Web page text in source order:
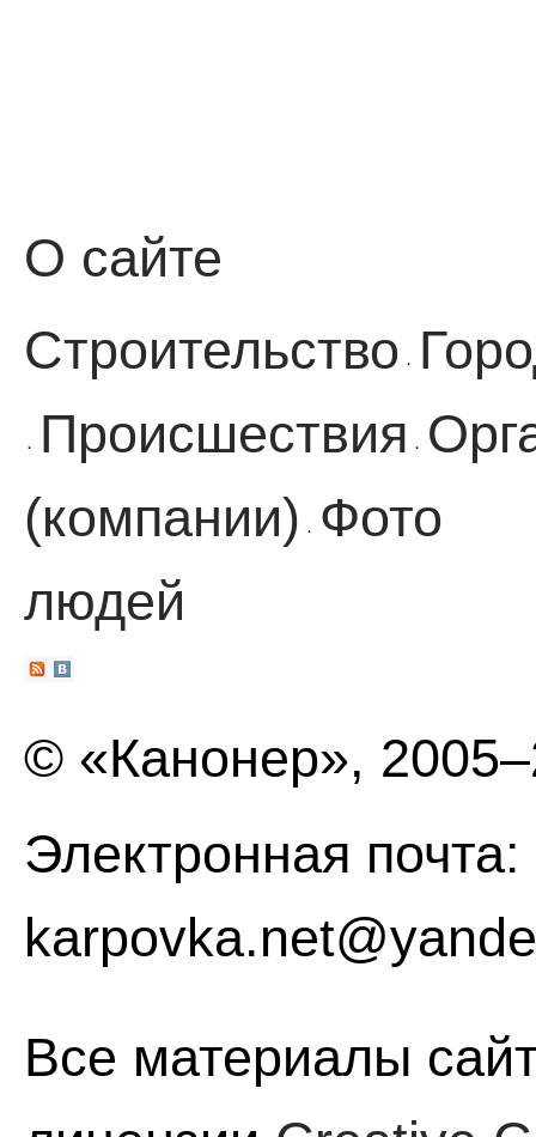
О сайте
Строительство ·
· Происшествия ·
(компании)
·
Фото
людей
© «Канонер»,
Электронная почта:
Все материалы